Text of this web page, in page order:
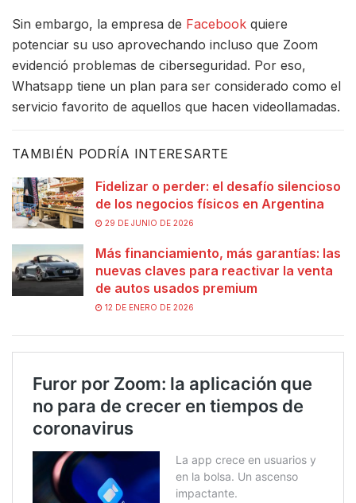
Sin embargo, la empresa de Facebook quiere
potenciar su uso aprovechando incluso que Zoom
evidenció problemas de ciberseguridad. Por eso,
Whatsapp tiene un plan para ser considerado como el
servicio favorito de aquellos que hacen videollamadas.
TAMBIÉN PODRÍA INTERESARTE
Fidelizar o perder: el desafío silencioso
de los negocios físicos en Argentina
29 DE JUNIO DE 2026
Más financiamiento, más garantías: las
nuevas claves para reactivar la venta
de autos usados premium
12 DE ENERO DE 2026